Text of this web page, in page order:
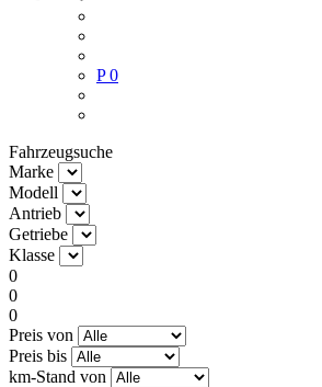
P 0
Fahrzeugsuche
Marke
Modell
Antrieb
Getriebe
Klasse
0
0
0
Preis von
Preis bis
km-Stand von